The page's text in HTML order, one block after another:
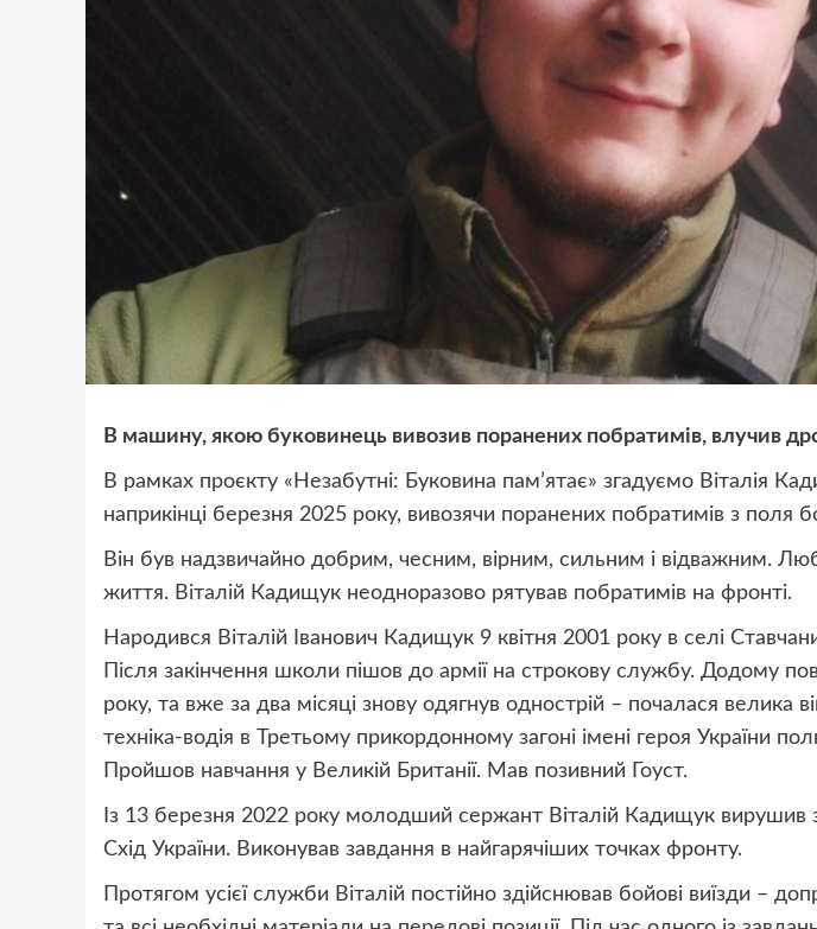
В машину, якою буковинець вивозив поранених побратимів, влучив
В рамках проєкту «Незабутні: Буковина пам’ятає» згадуємо Віталія
наприкінці березня 2025 року, вивозячи поранених побратимів з поля
Він був надзвичайно добрим, чесним, вірним, сильним і відважним.
життя. Віталій Кадищук неодноразово рятував побратимів на фронті.
Народився Віталій Іванович Кадищук 9 квітня 2001 року в селі
Після закінчення школи пішов до армії на строкову службу. Додому
року, та вже за два місяці знову одягнув однострій – почалася велика
техніка-водія в Третьому прикордонному загоні імені героя України
Пройшов навчання у Великій Британії. Мав позивний Гоуст.
Із 13 березня 2022 року молодший сержант Віталій Кадищук вирушив
Схід України. Виконував завдання в найгарячіших точках фронту.
Протягом усієї служби Віталій постійно здійснював бойові виїзди –